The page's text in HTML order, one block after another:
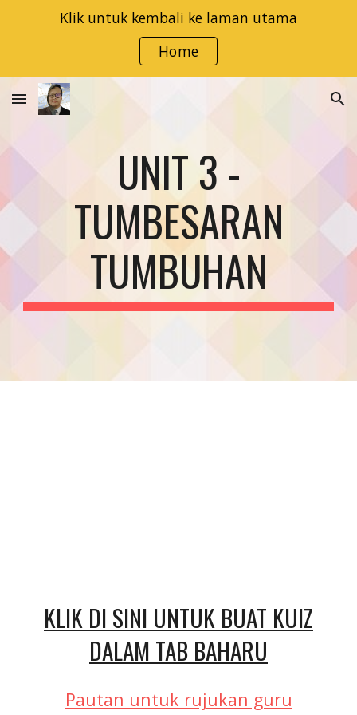
Klik untuk kembali ke laman utama
Home
UNIT 3 -
TUMBESARAN
TUMBUHAN
KLIK DI SINI UNTUK BUAT KUIZ
DALAM TAB BAHARU
Pautan untuk rujukan guru